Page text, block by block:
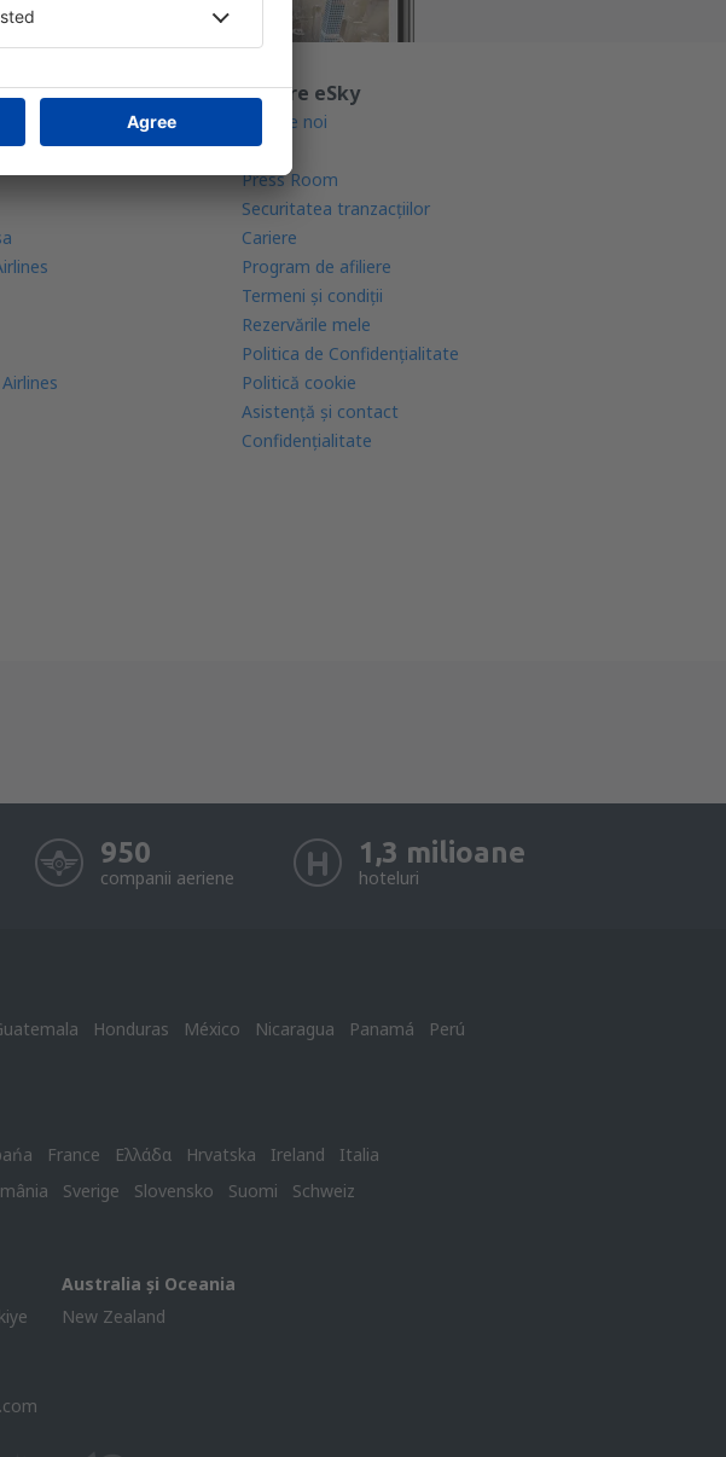
aeriene Despre eSky
Despre noi
Blogul
Press Room
Securitatea tranzacţiilor
Cariere
Program de afiliere
Termeni şi condiţii
Rezervările mele
Politica de Confidențialitate
Politică cookie
Asistenţă şi contact
Confidențialitate
950
companii aeriene
1,3 milioane
hoteluri
Honduras México Nicaragua Panamá
Perú
France Ελλάδα Hrvatska Ireland
Italia
Sverige Slovensko Suomi
Schweiz
Australia și Oceania
New Zealand